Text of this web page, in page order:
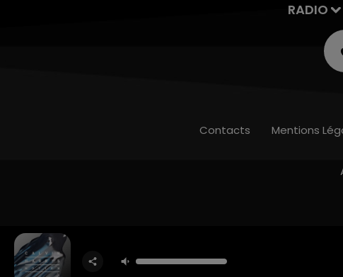
RADIO
Contacts Mentions